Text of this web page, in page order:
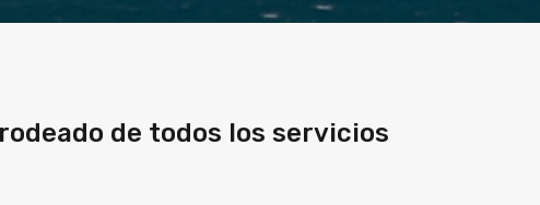
de todos los servicios